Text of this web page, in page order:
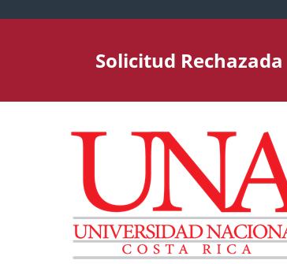
Solicitud Rechazada